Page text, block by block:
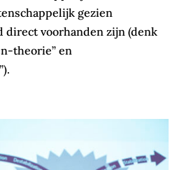
gezien
direct voorhanden zijn (denk
theorie” en